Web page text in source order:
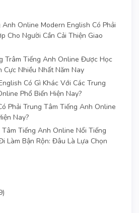
Online Modern English Có Phải
Cho Người Cần Cải Thiện Giao
Trâm Tiếng Anh Online Được Học
Nhiều Nhất Năm Nay
Có Gì Khác Với Các Trung
Phổ Biến Hiện Nay?
Phải Trung Tâm Tiếng Anh Online
Nay?
Tiếng Anh Online Nổi Tiếng
Làm Bận Rộn: Đâu Là Lựa Chọn